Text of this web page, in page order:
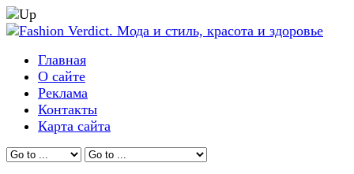
Главная
О сайте
Реклама
Контакты
Карта сайта